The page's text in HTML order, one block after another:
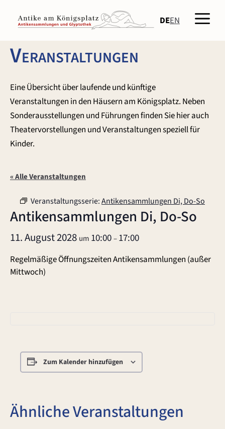
Inhalt
springen
DEEN
Veranstaltungen
Eine Übersicht über laufende und künftige
Veranstaltungen in den Häusern am Königsplatz. Neben
Sonderausstellungen und Führungen finden Sie hier auch
Theatervorstellungen und Veranstaltungen speziell für
Kinder.
« Alle Veranstaltungen
Veranstaltungsserie:Antikensammlungen Di, Do-So
Antikensammlungen Di, Do-So
11. August 2028 um 10:00–17:00
Regelmäßige Öffnungszeiten Antikensammlungen (außer
Mittwoch)
Zum Kalender hinzufügen
Ähnliche Veranstaltungen